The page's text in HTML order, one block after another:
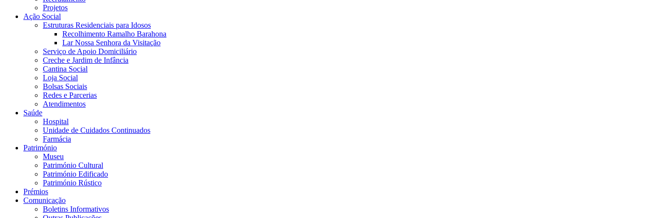
Projetos
Ação Social
Estruturas Residenciais para Idosos
Recolhimento Ramalho Barahona
Lar Nossa Senhora da Visitação
Serviço de Apoio Domiciliário
Creche e Jardim de Infância
Cantina Social
Loja Social
Bolsas Sociais
Redes e Parcerias
Atendimentos
Saúde
Hospital
Unidade de Cuidados Continuados
Farmácia
Património
Museu
Património Cultural
Património Edificado
Património Rústico
Prémios
Comunicação
Boletins Informativos